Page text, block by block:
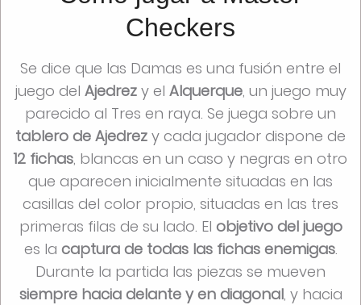
Checkers
Se dice que las Damas es una fusión entre el
juego del Ajedrezy el Alquerque, un juego muy
parecido al Tres en raya. Se juega sobre un
tablero de Ajedrez y cada jugador dispone de
12 fichas, blancas en un caso y negras en otro
que aparecen inicialmente situadas en las
casillas del color propio, situadas en las tres
primeras filas de su lado. El objetivo del juego
es la captura de todas las fichas enemigas.
Durante la partida las piezas se mueven
siempre hacia delante y en diagonal, y hacia